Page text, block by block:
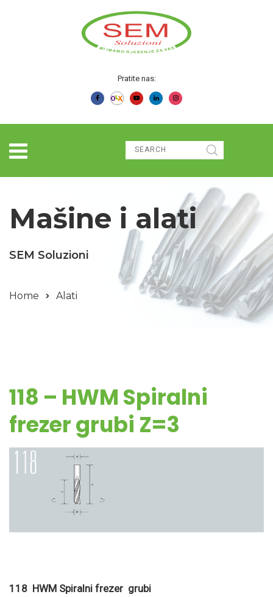
Pratite nas:
Mašine i alati
SEM Soluzioni
Home Alati
118 – HWM Spiralni
frezer grubi Z=3
118 HWM Spiralni frezer grubi